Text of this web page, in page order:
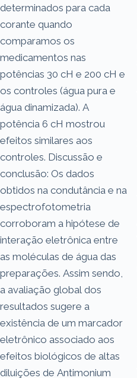
determinados para cada
corante quando
comparamos os
medicamentos nas
potências 30 cH e 200 cH e
os controles (água pura e
água dinamizada). A
potência 6 cH mostrou
efeitos similares aos
controles. Discussão e
conclusão: Os dados
obtidos na condutância e na
espectrofotometria
corroboram a hipótese de
interação eletrônica entre
as moléculas de água das
preparações. Assim sendo,
a avaliação global dos
resultados sugere a
existência de um marcador
eletrônico associado aos
efeitos biológicos de altas
diluições de Antimonium